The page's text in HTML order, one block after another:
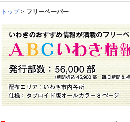
トップ> フリーペーパー